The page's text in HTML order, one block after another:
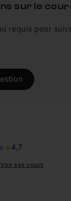
4,7
Voir ses cours
sur le
requis pour